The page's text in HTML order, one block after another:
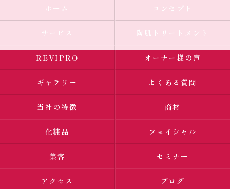
ホーム コンセプト
サービス 陶肌トリートメント
REVIPRO オーナー様の声
ギャラリー よくある質問
当社の特徴 商材
化粧品 フェイシャル
集客 セミナー
アクセス ブログ